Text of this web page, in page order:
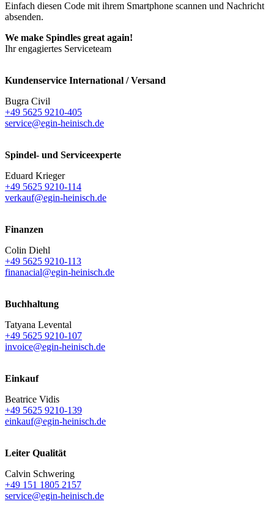
Einfach diesen Code mit ihrem Smartphone scannen und Nachricht
absenden.
We make Spindles great again!
Ihr engagiertes Serviceteam
Kundenservice International / Versand
Bugra Civil
+49 5625 9210-405
service@egin-heinisch.de
Spindel- und Serviceexperte
Eduard Krieger
+49 5625 9210-114
verkauf@egin-heinisch.de
Finanzen
Colin Diehl
+49 5625 9210-113
finanacial@egin-heinisch.de
Buchhaltung
Tatyana Levental
+49 5625 9210-107
invoice@egin-heinisch.de
Einkauf
Beatrice Vidis
+49 5625 9210-139
einkauf@egin-heinisch.de
Leiter Qualität
Calvin Schwering
+49 151 1805 2157
service@egin-heinisch.de